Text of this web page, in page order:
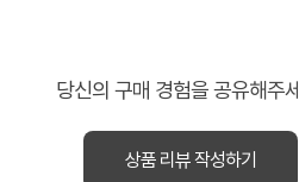
당신의 구매 경험을 공유해주
상품 리뷰 작성하기